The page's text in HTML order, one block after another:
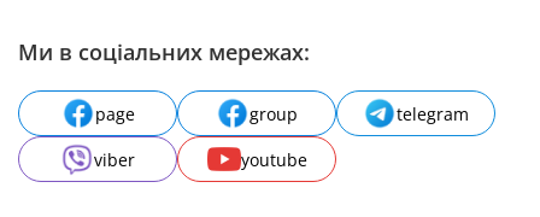
Ми в соціальних мережах:
page group
telegram
viber
youtube